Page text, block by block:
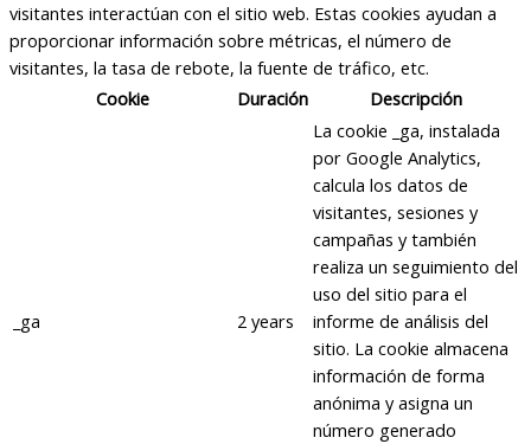
visitantes interactúan con el sitio web. Estas cookies ayudan a
proporcionar información sobre métricas, el número de
visitantes, la tasa de rebote, la fuente de tráfico, etc.
Cookie
Duración Descripción
_ga 2 years
La cookie _ga, instalada
por Google Analytics,
calcula los datos de
visitantes, sesiones y
campañas y también
realiza un seguimiento del
uso del sitio para el
informe de análisis del
sitio. La cookie almacena
información de forma
anónima y asigna un
número generado